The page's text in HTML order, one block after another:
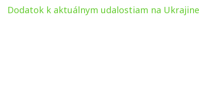
Dodatok k aktuálnym udalostiam na Ukrajine